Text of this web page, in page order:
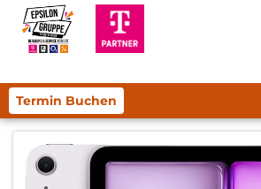
Termin Buchen